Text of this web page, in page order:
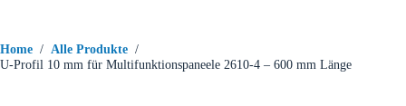
Home / Alle Produkte /
U-Profil 10 mm für Multifunktionspaneele 2610-4 – 600 mm Länge